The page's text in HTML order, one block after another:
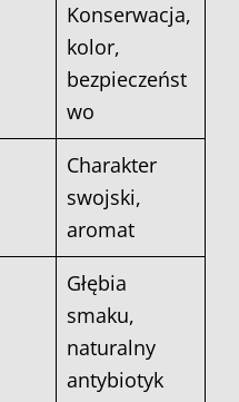
Konserwacja,
kolor,
bezpieczeńst
wo
Charakter
swojski,
aromat
Głębia
smaku,
naturalny
antybiotyk